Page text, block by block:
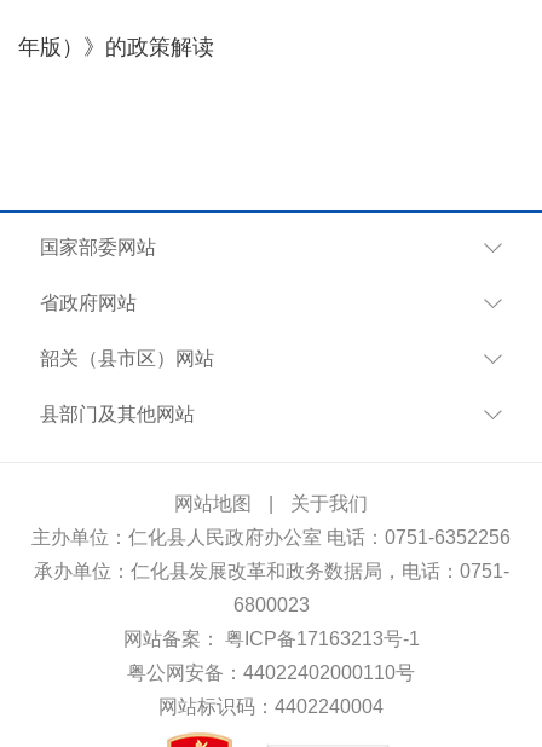
年版）》的政策解读
国家部委网站
省政府网站
韶关（县市区）网站
县部门及其他网站
网站地图
关于我们
主办单位：仁化县人民政府办公室 电话：0751-6352256
承办单位：仁化县发展改革和政务数据局，电话：0751-
6800023
网站备案： 粤ICP备17163213号-1
粤公网安备：44022402000110号
网站标识码：4402240004